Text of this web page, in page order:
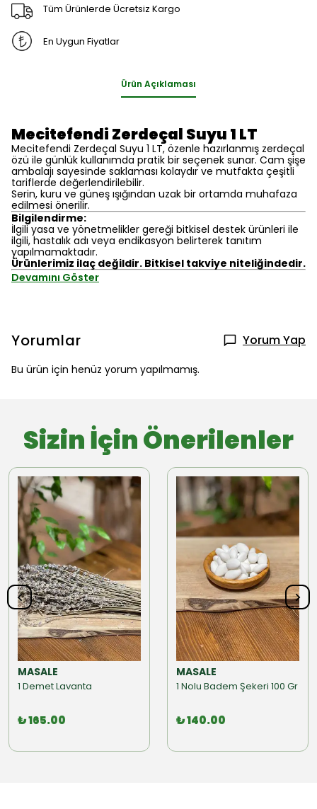
Tüm Ürünlerde Ücretsiz Kargo
En Uygun Fiyatlar
Ürün Açıklaması
Mecitefendi Zerdeçal Suyu 1 LT
Mecitefendi Zerdeçal Suyu 1 LT, özenle hazırlanmış zerdeçal
özü ile günlük kullanımda pratik bir seçenek sunar. Cam şişe
ambalajı sayesinde saklaması kolaydır ve mutfakta çeşitli
tariflerde değerlendirilebilir.
Serin, kuru ve güneş ışığından uzak bir ortamda muhafaza
edilmesi önerilir.
Bilgilendirme:
İlgili yasa ve yönetmelikler gereği bitkisel destek ürünleri ile
ilgili, hastalık adı veya endikasyon belirterek tanıtım
yapılmamaktadır.
Ürünlerimiz ilaç değildir. Bitkisel takviye niteliğindedir.
Devamını Göster
Yorumlar Yorum Yap
Bu ürün için henüz yorum yapılmamış.
Sizin İçin Önerilenler
MASALE
1 Demet Lavanta
₺ 165.00
MASALE
1 Nolu Badem Şekeri 100 Gr
₺ 140.00